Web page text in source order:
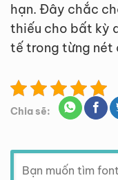
hạn. Đây chắc
thiếu cho bất kỳ
tế trong từng nét
Chia sẽ:
Tìm
kiếm: